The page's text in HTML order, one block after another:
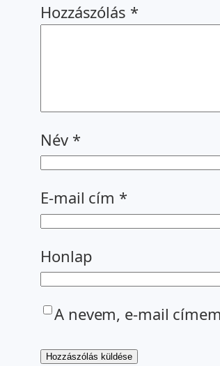
Hozzászólás *
Név *
E-mail cím *
Honlap
A nevem, e-mail